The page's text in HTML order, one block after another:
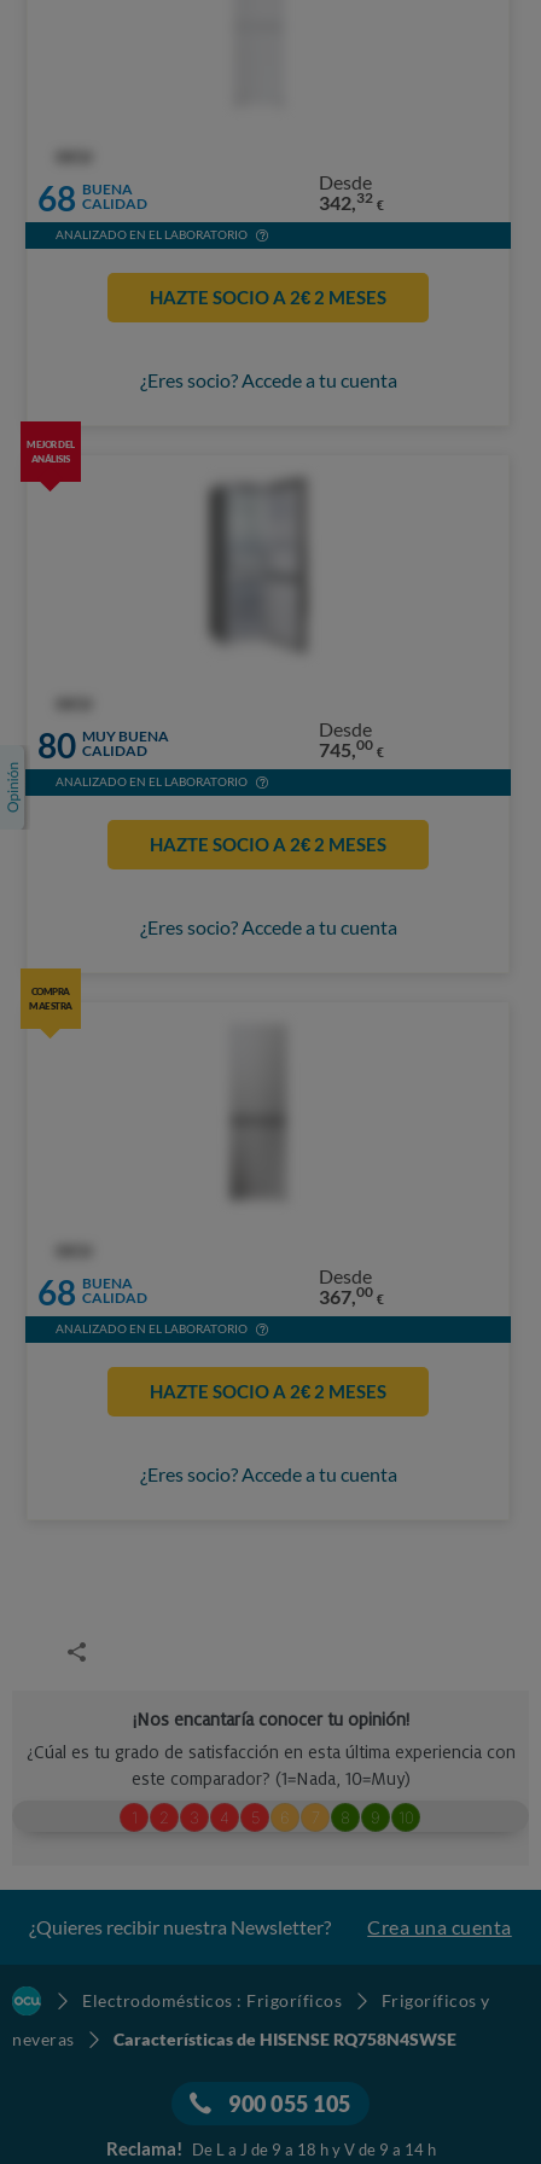
68 BUENA
CALIDAD
Desde
342, 32 €
ANALIZADO EN EL LABORATORIO
HAZTE SOCIO A 2€ 2 MESES
¿Eres socio? Accede a tu cuenta
MEJOR DEL
ANÁLISIS
80 MUY BUENA
CALIDAD
Desde
745,00 €
ANALIZADO EN EL LABORATORIO
HAZTE SOCIO A 2€ 2 MESES
¿Eres socio? Accede a tu cuenta
COMPRA
MAESTRA
68 BUENA
CALIDAD
Desde
367,00 €
ANALIZADO EN EL LABORATORIO
HAZTE SOCIO A 2€ 2 MESES
¿Eres socio? Accede a tu cuenta
¿Quieres recibir nuestra Newsletter? Crea una cuenta
Electrodomésticos : Frigoríficos
Frigoríficos y
neveras
Características de HISENSE RQ758N4SWSE
900 055 105
Reclama! De L a J de 9 a 18 h y V de 9 a 14 h